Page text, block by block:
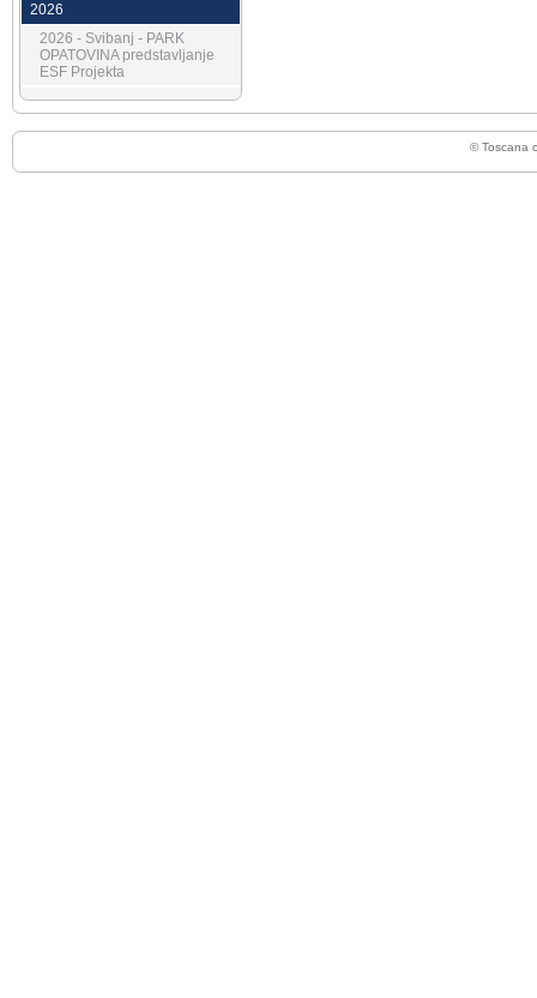
2026
2026 - Svibanj - PARK
OPATOVINA predstavljanje
ESF Projekta
© Toscana